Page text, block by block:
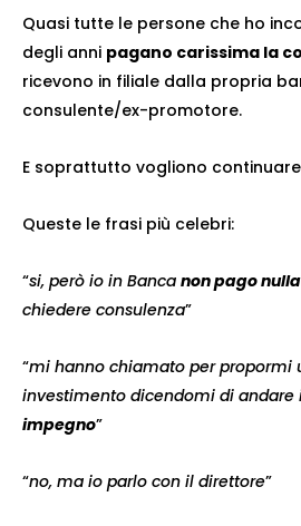
Quasi tutte le persone che ho
degli anni pagano carissima la
ricevono in filiale dalla propria
consulente/ex-promotore.
E soprattutto vogliono
Queste le frasi più celebri:
“si, però io in Banca non pago nulla
chiedere consulenza”
“mi hanno chiamato per propormi
investimento dicendomi di andare
impegno”
“no, ma io parlo con il direttore”